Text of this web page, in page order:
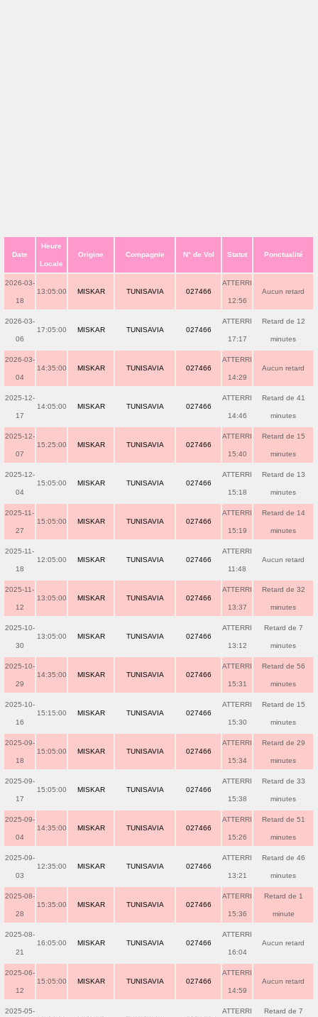
Date
Heure
Locale
Origine Compagnie N° de Vol Statut Ponctualité
2026-03-
18
13:05:00 MISKAR TUNISAVIA 027466
ATTERRI
12:56
Aucun retard
2026-03-
06
17:05:00 MISKAR TUNISAVIA 027466
ATTERRI
17:17
Retard de 12
minutes
2026-03-
04
14:35:00 MISKAR TUNISAVIA 027466
ATTERRI
14:29
Aucun retard
2025-12-
17
14:05:00 MISKAR TUNISAVIA 027466
ATTERRI
14:46
Retard de 41
minutes
2025-12-
07
15:25:00 MISKAR TUNISAVIA 027466
ATTERRI
15:40
Retard de 15
minutes
2025-12-
04
15:05:00 MISKAR TUNISAVIA 027466
ATTERRI
15:18
Retard de 13
minutes
2025-11-
27
15:05:00 MISKAR TUNISAVIA 027466
ATTERRI
15:19
Retard de 14
minutes
2025-11-
18
12:05:00 MISKAR TUNISAVIA 027466
ATTERRI
11:48
Aucun retard
2025-11-
12
13:05:00 MISKAR TUNISAVIA 027466
ATTERRI
13:37
Retard de 32
minutes
2025-10-
30
13:05:00 MISKAR TUNISAVIA 027466
ATTERRI
13:12
Retard de 7
minutes
2025-10-
29
14:35:00 MISKAR TUNISAVIA 027466
ATTERRI
15:31
Retard de 56
minutes
2025-10-
16
15:15:00 MISKAR TUNISAVIA 027466
ATTERRI
15:30
Retard de 15
minutes
2025-09-
18
15:05:00 MISKAR TUNISAVIA 027466
ATTERRI
15:34
Retard de 29
minutes
2025-09-
17
15:05:00 MISKAR TUNISAVIA 027466
ATTERRI
15:38
Retard de 33
minutes
2025-09-
04
14:35:00 MISKAR TUNISAVIA 027466
ATTERRI
15:26
Retard de 51
minutes
2025-09-
03
12:35:00 MISKAR TUNISAVIA 027466
ATTERRI
13:21
Retard de 46
minutes
2025-08-
28
15:35:00 MISKAR TUNISAVIA 027466
ATTERRI
15:36
Retard de 1
minute
2025-08-
21
16:05:00 MISKAR TUNISAVIA 027466
ATTERRI
16:04
Aucun retard
2025-06-
12
15:05:00 MISKAR TUNISAVIA 027466
ATTERRI
14:59
Aucun retard
2025-05- ATTERRI Retard de 7